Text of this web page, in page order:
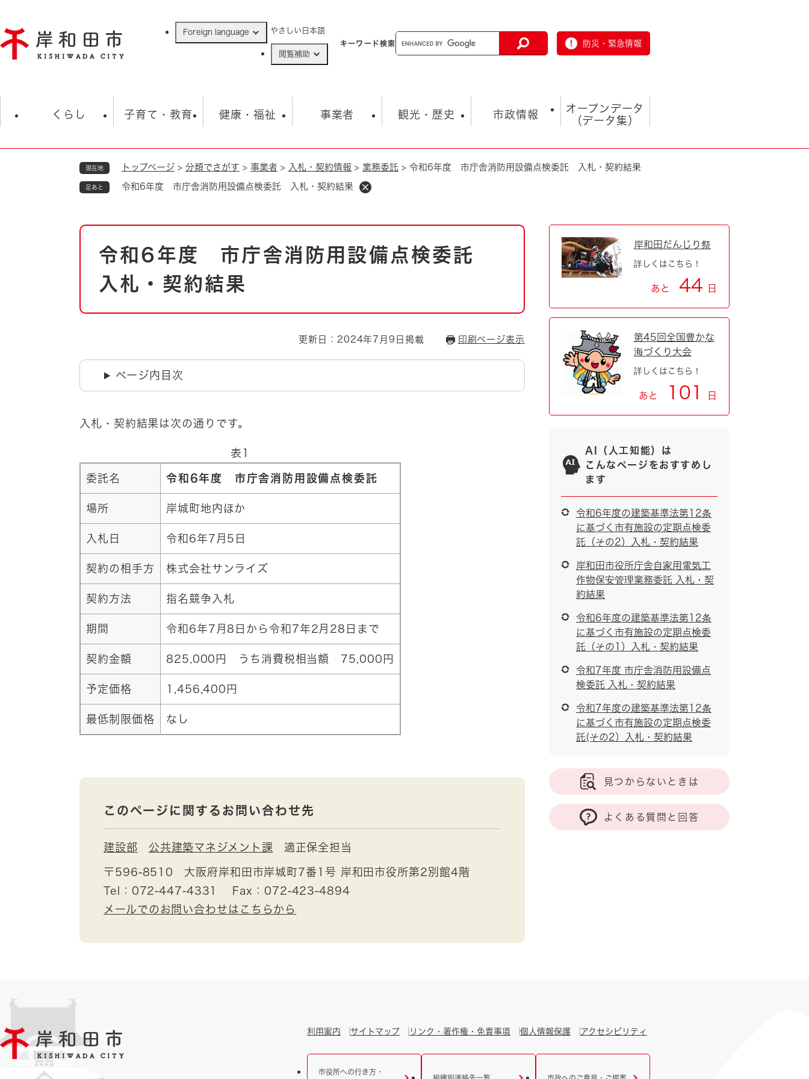
ジ
の
Foreign language やさしい日本語
閲覧補助
キーワード検索 防災・緊急情報
くらし
住民票・戸籍
ごみ・衛生・動物 救急・消防
防災・防犯 上水道・下水道
自然・環境・公園 住宅
引っ越し
道路・河川・交通
とじる
子育て・教育
学校 子育て
健康・福祉
福祉・健康・生活 生涯学習・スポーツ
事業者
入札・契約情報 まちづくり・協働
環境 福祉・介護
観光・歴史
観光 観光スポット
とじる
市政情報
市の概要 総合計画
市政 職員採用情報
市役所・施設の案内
オープンデータ
（データ集）
オープンデータ
現在地 トップページ > 分類でさがす > 事業者 > 入札・契約情報 > 業務委託 > 令和6年度 市庁舎消防用設備点検委託 入札・契約結果
足あと 令和6年度 市庁舎消防用設備点検委託 入札・契約結果
本
令和6年度 市庁舎消防用設備点検委託
入札・契約結果
更新日：2024年7月9日掲載 印刷ページ表示
ページ内目次
入札・契約結果は次の通りです。
表1
委託名 令和6年度 市庁舎消防用設備点検委託
場所 岸城町地内ほか
入札日 令和6年7月5日
契約の相手方 株式会社サンライズ
契約方法 指名競争入札
期間 令和6年7月8日から令和7年2月28日まで
契約金額 825,000円 うち消費税相当額 75,000円
予定価格 1,456,400円
最低制限価格 なし
このページに関するお問い合わせ先
建設部 公共建築マネジメント課 適正保全担当
〒596-8510
大阪府岸和田市岸城町7番1号 岸和田市役所第2別館4階
Tel：072-447-4331
Fax：072-423-4894
メールでのお問い合わせはこちらから
岸和田だんじり祭
詳しくはこちら！
あと 44 日
第45回全国豊かな
海づくり大会
詳しくはこちら！
あと 101 日
AI（人工知能）は
こんなページをおすすめし
ます
令和6年度の建築基準法第12条
に基づく市有施設の定期点検委
託（その2）入札・契約結果
岸和田市役所庁舎自家用電気工
作物保安管理業務委託 入札・契
約結果
令和6年度の建築基準法第12条
に基づく市有施設の定期点検委
託（その1）入札・契約結果
令和7年度 市庁舎消防用設備点
検委託 入札・契約結果
令和7年度の建築基準法第12条
に基づく市有施設の定期点検委
託(その2）入札・契約結果
見つからないときは
よくある質問と回答
利用案内 サイトマップ リンク・著作権・免責事項 個人情報保護 アクセシビリティ
市役所への行き方・